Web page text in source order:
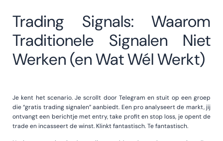
Trading Signals: Waarom
Traditionele Signalen Niet
Werken (en Wat Wél Werkt)
Je kent het scenario. Je scrollt door Telegram en stuit op een groep
die “gratis trading signalen” aanbiedt. Een pro analyseert de markt, jij
ontvangt een berichtje met entry, take profit en stop loss, je opent de
trade en incasseert de winst. Klinkt fantastisch. Te fantastisch.